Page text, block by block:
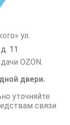
11
ул.
OZON.
двери.
уточняйте
связи